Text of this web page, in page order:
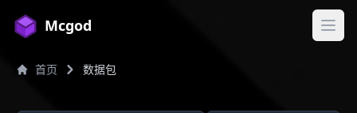
Mcgod 打开
首页 数据包